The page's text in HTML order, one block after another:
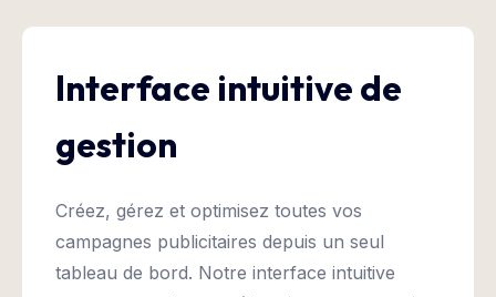
Interface intuitive de
gestion
Créez, gérez et optimisez toutes vos
campagnes publicitaires depuis un seul
tableau de bord. Notre interface intuitive